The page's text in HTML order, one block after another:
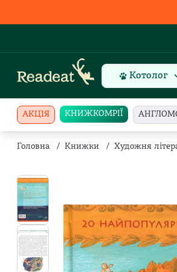
Котолог
АКЦІЯ КНИЖКОМРІЇ
Головна / Книжки / Художня